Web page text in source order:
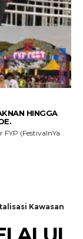
HINGGA
(FestivalnYa